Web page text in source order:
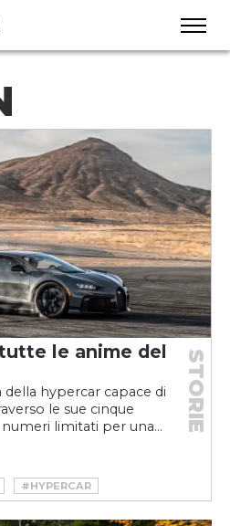
le anime del
hypercar capace di
le sue cinque
limitati per una...
STORIE
#HYPERCAR